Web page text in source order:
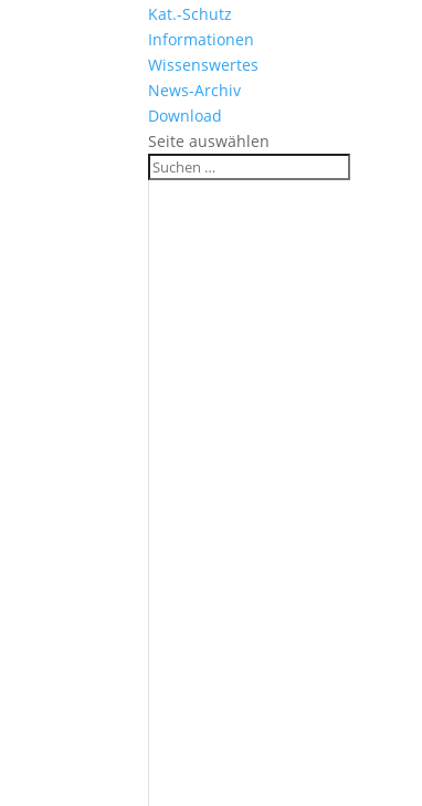
Kat.-Schutz
Informationen
Wissenswertes
News-Archiv
Download
Seite auswählen